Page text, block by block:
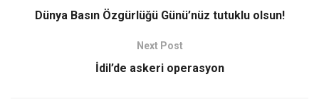
Dünya Basın Özgürlüğü Günü’nüz tutuklu olsun!
Next Post
İdil’de askeri operasyon